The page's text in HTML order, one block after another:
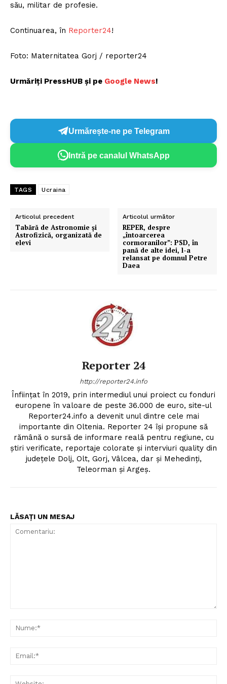
său, militar de profesie.
Continuarea, în Reporter24!
Foto: Maternitatea Gorj / reporter24
Urmăriți PressHUB și pe Google News!
Urmărește-ne pe Telegram
Intră pe canalul WhatsApp
TAGS Ucraina
Articolul precedent
Tabără de Astronomie şi
Astrofizică, organizată de
elevi
Articolul următor
REPER, despre
„întoarcerea
cormoranilor”: PSD, în
pană de alte idei, l-a
relansat pe domnul Petre
Daea
Reporter 24
http://reporter24.info
Înfiinţat în 2019, prin intermediul unui proiect cu fonduri
europene în valoare de peste 36.000 de euro, site-ul
Reporter24.info a devenit unul dintre cele mai
importante din Oltenia. Reporter 24 îşi propune să
rămână o sursă de informare reală pentru regiune, cu
ştiri verificate, reportaje colorate şi interviuri quality din
judeţele Dolj, Olt, Gorj, Vâlcea, dar şi Mehedinţi,
Teleorman şi Argeş.
LĂSAȚI UN MESAJ